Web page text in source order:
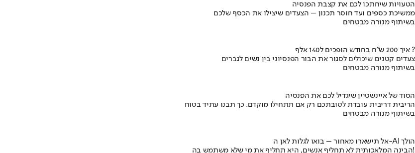
הטעויות שיחתכו לכם את קצבת הפנסיה
ממשיכת כספים ועד חוסר תכנון – הצעדים שיצילו את הכסף שלכם
בשיתוף מנורה מבטחים
איך 200 ש"ח בחודש הופכים ל140 אלף ?
צעדים קטנים שיכולים לסגור את הבור הפנסיוני בין נשים לגברים
בשיתוף מנורה מבטחים
הסוד של איינשטיין שיגדיל לכם את הפנסיה
הריבית דריבית עובדת לטובתכם רק אם תתחילו מוקדם. כך תבנו עתיד בטוח
בשיתוף מנורה מבטחים
אל תישארו מאחור – בואו לגלות לאן ה-AI הולך
הבינה המלאכותית לא תחליף אנשים, היא תחליף את מי שלא משתמש בה!